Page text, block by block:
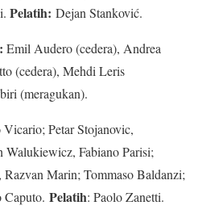
Pelatih: Dejan Stanković.
Emil Audero (cedera), Andrea
(cedera), Mehdi Leris
(meragukan).
Petar Stojanovic,
Walukiewicz, Fabiano Parisi;
Marin; Tommaso Baldanzi;
Caputo. Pelatih: Paolo Zanetti.